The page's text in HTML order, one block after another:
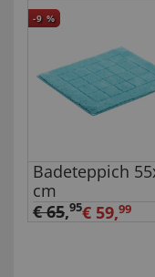
-9 %
Badeteppich
cm
€ 65,95€ 59,99